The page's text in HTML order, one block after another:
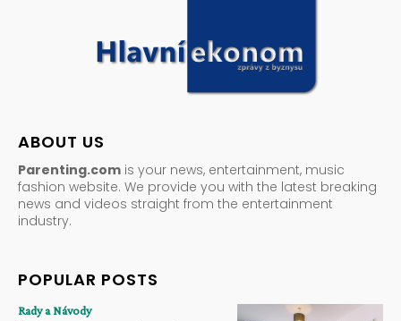
ABOUT US
Parenting.com is your news, entertainment, music
fashion website. We provide you with the latest breaking
news and videos straight from the entertainment
industry.
POPULAR POSTS
Rady a Návody